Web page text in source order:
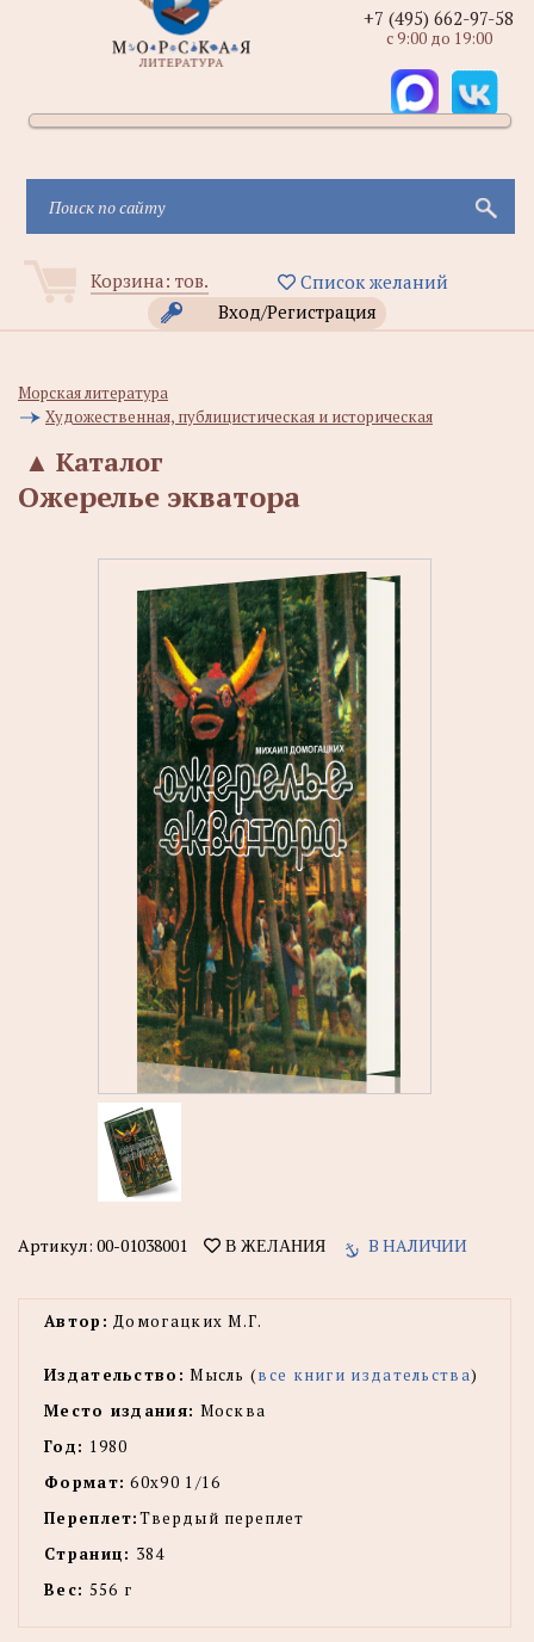
Корзина: тов.
Список желаний
Вход/Регистрация
+7 (495) 662-97-58
с 9:00 до 19:00
Морская литература
Художественная, публицистическая и историческая
Каталог
▲
Ожерелье экватора
Артикул: 00-01038001 В ЖЕЛАНИЯ В НАЛИЧИИ
Автор: Домогацких М.Г.
Издательство: Мысль (все книги издательства)
Место издания: Москва
Год: 1980
Формат: 60х90 1/16
Переплет:Твердый переплет
Страниц: 384
Вес: 556 г